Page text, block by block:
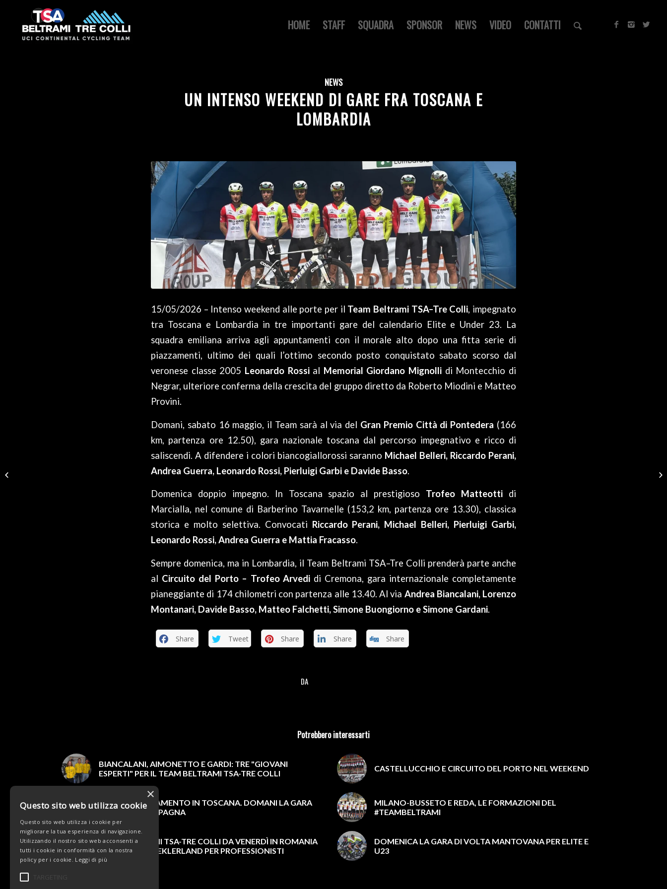
HOME STAFF SQUADRA SPONSOR NEWS VIDEO CONTATTI
NEWS
UN INTENSO WEEKEND DI GARE FRA TOSCANA E
LOMBARDIA
15/05/2026 – Intenso weekend alle porte per il Team Beltrami TSA–Tre Colli, impegnato
tra Toscana e Lombardia in tre importanti gare del calendario Elite e Under 23. La
squadra emiliana arriva agli appuntamenti con il morale alto dopo una fitta serie di
piazzamenti, ultimo dei quali l’ottimo secondo posto conquistato sabato scorso dal
veronese classe 2005 Leonardo Rossial Memorial Giordano Mignolli di Montecchio di
Negrar, ulteriore conferma della crescita del gruppo diretto da Roberto Miodini e Matteo
Provini.
Domani, sabato 16 maggio, il Team sarà al via del Gran Premio Città di Pontedera (166
km, partenza ore 12.50), gara nazionale toscana dal percorso impegnativo e ricco di
saliscendi. A difendere i colori biancogiallorossi saranno Michael Belleri, Riccardo Perani,
Andrea Guerra, Leonardo Rossi, Pierluigi Garbi e Davide Basso.
Domenica doppio impegno. In Toscana spazio al prestigioso Trofeo Matteotti di
Marcialla, nel comune di Barberino Tavarnelle (153,2 km, partenza ore 13.30), classica
storica e molto selettiva. Convocati Riccardo Perani, Michael Belleri, Pierluigi Garbi,
Leonardo Rossi, Andrea Guerra e Mattia Fracasso.
Sempre domenica, ma in Lombardia, il Team Beltrami TSA–Tre Colli prenderà parte anche
al Circuito del Porto – Trofeo Arvedi di Cremona, gara internazionale completamente
pianeggiante di 174 chilometri con partenza alle 13.40. Al via Andrea Biancalani, Lorenzo
Montanari, Davide Basso, Matteo Falchetti, Simone Buongiorno e Simone Gardani.
Share Tweet Share Share Share
DA
Potrebbero interessarti
BIANCALANI, AIMONETTO E GARDI: TRE "GIOVANI
ESPERTI" PER IL TEAM BELTRAMI TSA-TRE COLLI
CASTELLUCCHIO E CIRCUITO DEL PORTO NEL WEEKEND
DOPPIO PIAZZAMENTO IN TOSCANA. DOMANI LA GARA
DI SOMMACAMPAGNA
MILANO-BUSSETO E REDA, LE FORMAZIONI DEL
#TEAMBELTRAMI
TEAM BELTRAMI TSA-TRE COLLI DA VENERDÌ IN ROMANIA
AL TOUR OF SZEKLERLAND PER PROFESSIONISTI
DOMENICA LA GARA DI VOLTA MANTOVANA PER ELITE E
U23
×
Questo sito web utilizza cookie
Questo sito web utilizza i cookie per
migliorare la tua esperienza di navigazione.
Utilizzando il nostro sito web acconsenti a
tutti i cookie in conformità con la nostra
policy per i cookie. Leggi di più
TARGETING